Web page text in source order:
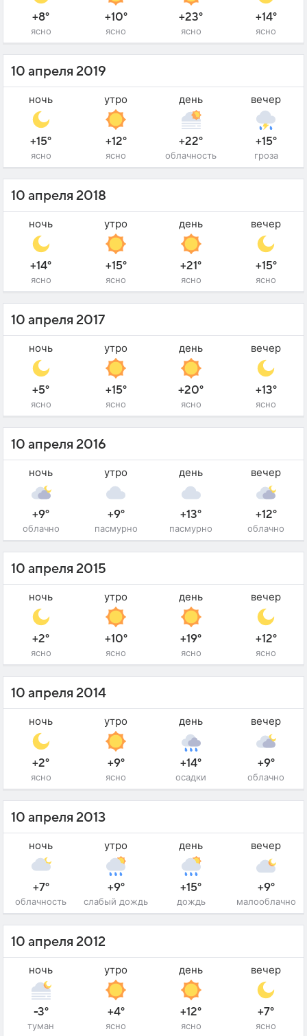
+8°
ясно
+10°
ясно
+23°
ясно
+14°
ясно
10 апреля 2019
ночь
+15°
ясно
утро
+12°
ясно
день
+22°
облачность
вечер
+15°
гроза
10 апреля 2018
ночь
+14°
ясно
утро
+15°
ясно
день
+21°
ясно
вечер
+15°
ясно
10 апреля 2017
ночь
+5°
ясно
утро
+15°
ясно
день
+20°
ясно
вечер
+13°
ясно
10 апреля 2016
ночь
+9°
облачно
утро
+9°
пасмурно
день
+13°
пасмурно
вечер
+12°
облачно
10 апреля 2015
ночь
+2°
ясно
утро
+10°
ясно
день
+19°
ясно
вечер
+12°
ясно
10 апреля 2014
ночь
+2°
ясно
утро
+9°
ясно
день
+14°
осадки
вечер
+9°
облачно
10 апреля 2013
ночь
+7°
облачность
утро
+9°
слабый дождь
день
+15°
дождь
вечер
+9°
малооблачно
10 апреля 2012
ночь
-3°
туман
утро
+4°
ясно
день
+12°
ясно
вечер
+7°
ясно